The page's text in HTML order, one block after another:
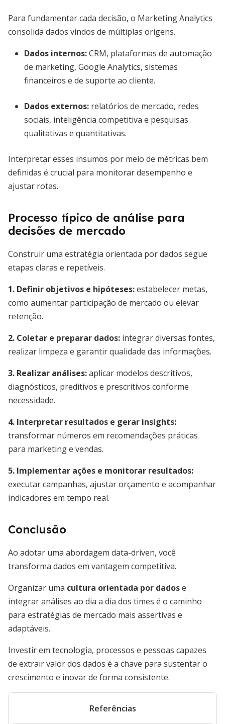
Para fundamentar cada decisão, o Marketing Analytics
consolida dados vindos de múltiplas origens.
Dados internos:CRM, plataformas de automação
de marketing, Google Analytics, sistemas
financeiros e de suporte ao cliente.
Dados externos: relatórios de mercado, redes
sociais, inteligência competitiva e pesquisas
qualitativas e quantitativas.
Interpretar esses insumos por meio de métricas bem
definidas é crucial para monitorar desempenho e
ajustar rotas.
Processo típico de análise para
decisões de mercado
Construir uma estratégia orientada por dados segue
etapas claras e repetíveis.
1. Definir objetivos e hipóteses:estabelecer metas,
como aumentar participação de mercado ou elevar
retenção.
2. Coletar e preparar dados: integrar diversas fontes,
realizar limpeza e garantir qualidade das informações.
3. Realizar análises:aplicar modelos descritivos,
diagnósticos, preditivos e prescritivos conforme
necessidade.
4. Interpretar resultados e gerar insights:
transformar números em recomendações práticas
para marketing e vendas.
5. Implementar ações e monitorar resultados:
executar campanhas, ajustar orçamento e acompanhar
indicadores em tempo real.
Conclusão
Ao adotar uma abordagem data-driven, você
transforma dados em vantagem competitiva.
Organizar uma cultura orientada por dadose
integrar análises ao dia a dia dos times é o caminho
para estratégias de mercado mais assertivas e
adaptáveis.
Investir em tecnologia, processos e pessoas capazes
de extrair valor dos dados é a chave para sustentar o
crescimento e inovar de forma consistente.
Referências